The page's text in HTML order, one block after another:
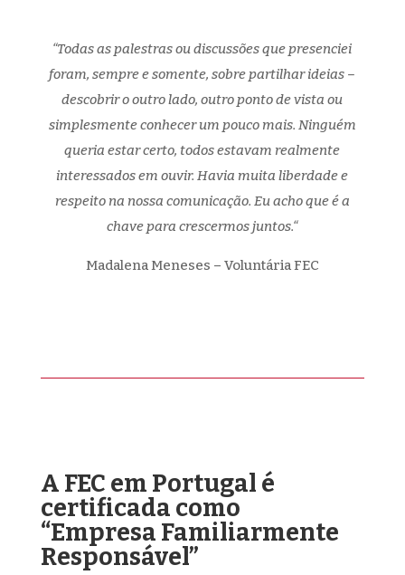
“Todas as palestras ou discussões que presenciei
foram, sempre e somente, sobre partilhar ideias –
descobrir o outro lado, outro ponto de vista ou
simplesmente conhecer um pouco mais. Ninguém
queria estar certo, todos estavam realmente
interessados em ouvir. Havia muita liberdade e
respeito na nossa comunicação. Eu acho que é a
chave para crescermos juntos.“
Madalena Meneses – Voluntária FEC
A FEC em Portugal é
certificada como
“Empresa Familiarmente
Responsável”